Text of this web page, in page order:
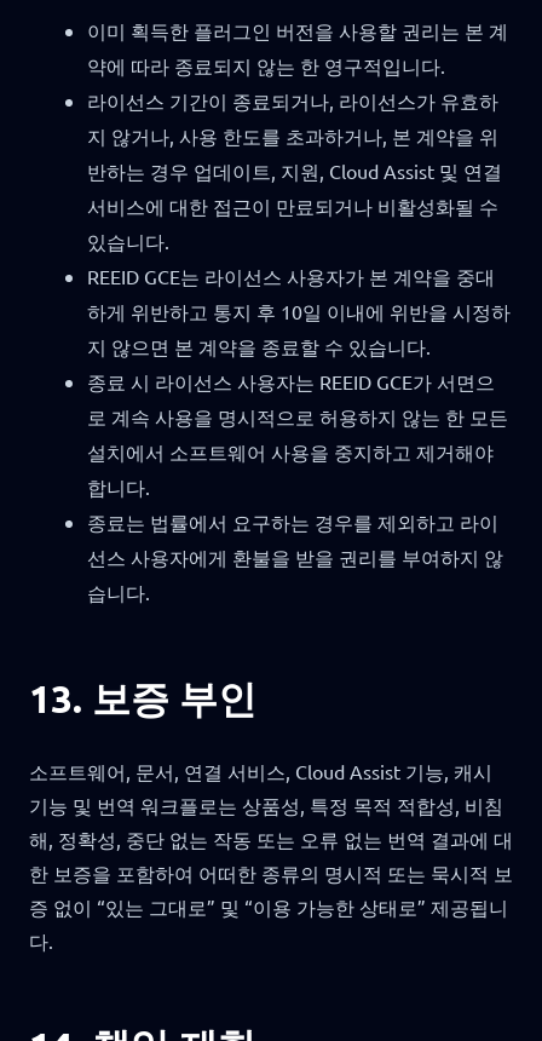
이미 획득한 플러그인 버전을 사용할 권리는 본 계
약에 따라 종료되지 않는 한 영구적입니다.
라이선스 기간이 종료되거나, 라이선스가 유효하
지 않거나, 사용 한도를 초과하거나, 본 계약을 위
반하는 경우 업데이트, 지원, Cloud Assist 및 연결
서비스에 대한 접근이 만료되거나 비활성화될 수
있습니다.
REEID GCE는 라이선스 사용자가 본 계약을 중대
하게 위반하고 통지 후 10일 이내에 위반을 시정하
지 않으면 본 계약을 종료할 수 있습니다.
종료 시 라이선스 사용자는 REEID GCE가 서면으
로 계속 사용을 명시적으로 허용하지 않는 한 모든
설치에서 소프트웨어 사용을 중지하고 제거해야
합니다.
종료는 법률에서 요구하는 경우를 제외하고 라이
선스 사용자에게 환불을 받을 권리를 부여하지 않
습니다.
13. 보증 부인
소프트웨어, 문서, 연결 서비스, Cloud Assist 기능, 캐시
기능 및 번역 워크플로는 상품성, 특정 목적 적합성, 비침
해, 정확성, 중단 없는 작동 또는 오류 없는 번역 결과에 대
한 보증을 포함하여 어떠한 종류의 명시적 또는 묵시적 보
증 없이 “있는 그대로” 및 “이용 가능한 상태로” 제공됩니
다.